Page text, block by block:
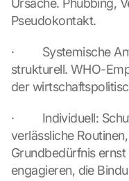
Ursache. Phubbing,
Pseudokontakt.
·
strukturell. WHO-
der
·         Individuell:
verlässliche
Grundbedürfnis
engagieren, die
a
w
l
l
e
r
a
n
s